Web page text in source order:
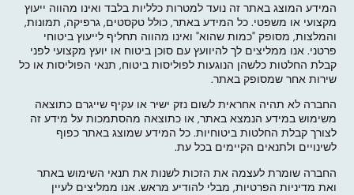
המידע המוצג באתר זה נועד למטרות כלליות בלבד ואינו מהווה ייעוץ
מקצועי או משפטי. כל המידע באתר, כולל טקסטים, גרפיקה, תמונות,
והמלצות, מסופק "כמות שהוא" ואינו מהווה תחליף לייעוץ ביטוחי
פרטני. אנו ממליצים לך להיוועץ עם סוכן ביטוח או יועץ מקצועי לפני
קבלת החלטות כלשהן הנוגעות לפוליסות ביטוח, תנאי הפוליסות או כל
שירות אחר שמסופק באתר.
החברה לא תהיה אחראית לשום נזק ישיר או עקיף שייגרם כתוצאה
משימוש במידע הנמצא באתר, או כתוצאה מהסתמכות על מידע זה
לצורך קבלת החלטות ביטוחיות. כל המידע שמוצג באתר כפוף
לשינויים ולתנאים הקיימים בכל עת.
החברה שומרת לעצמה את הזכות לשנות את תנאי השימוש באתר
ואת מדיניות הפרטיות, מבלי להודיע מראש. אנו ממליצים לעיין